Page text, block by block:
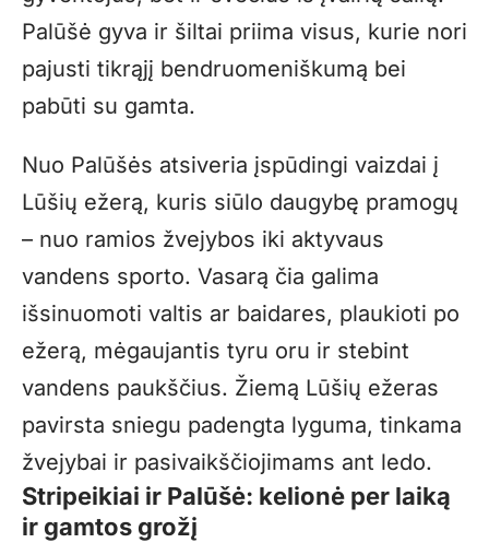
Palūšė gyva ir šiltai priima visus, kurie nori
pajusti tikrąjį bendruomeniškumą bei
pabūti su gamta.
Nuo Palūšės atsiveria įspūdingi vaizdai į
Lūšių ežerą, kuris siūlo daugybę pramogų
– nuo ramios žvejybos iki aktyvaus
vandens sporto. Vasarą čia galima
išsinuomoti valtis ar baidares, plaukioti po
ežerą, mėgaujantis tyru oru ir stebint
vandens paukščius. Žiemą Lūšių ežeras
pavirsta sniegu padengta lyguma, tinkama
žvejybai ir pasivaikščiojimams ant ledo.
Stripeikiai ir Palūšė: kelionė per laiką
ir gamtos grožį